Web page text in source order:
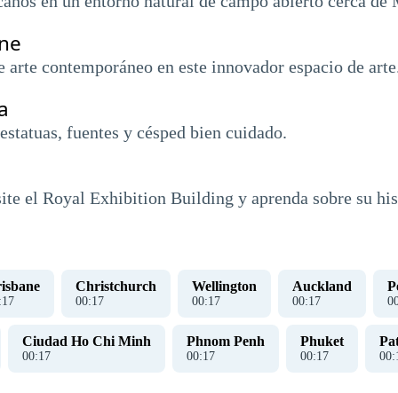
contemporáneo en este innovador espacio de
fuentes y césped bien cuidado.
el Royal Exhibition Building y aprenda sobre su
18
Christchurch
00:18
Wellington
00:18
Auckland
00:18
Ciudad Ho Chi Minh
00:18
Phnom Penh
00:18
Phuket
00:18 00: